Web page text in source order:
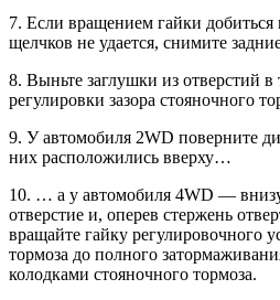
7. Если вращением гайки добиться
щелчков не удается, снимите
8. Выньте заглушки из отверстий
регулировки зазора стояночного
9. У автомобиля 2WD поверните
них расположились вверху…
10. … а у автомобиля 4WD —
отверстие и, оперев стержень
вращайте гайку регулировочного
тормоза до полного
колодками стояночного тормоза.